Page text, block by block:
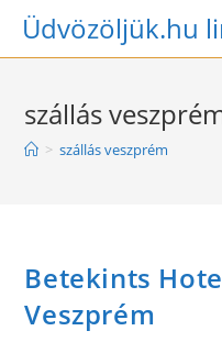
SkipÜdvözöljük.hu
szállás
> szállás veszprém
Betekints
Veszprém